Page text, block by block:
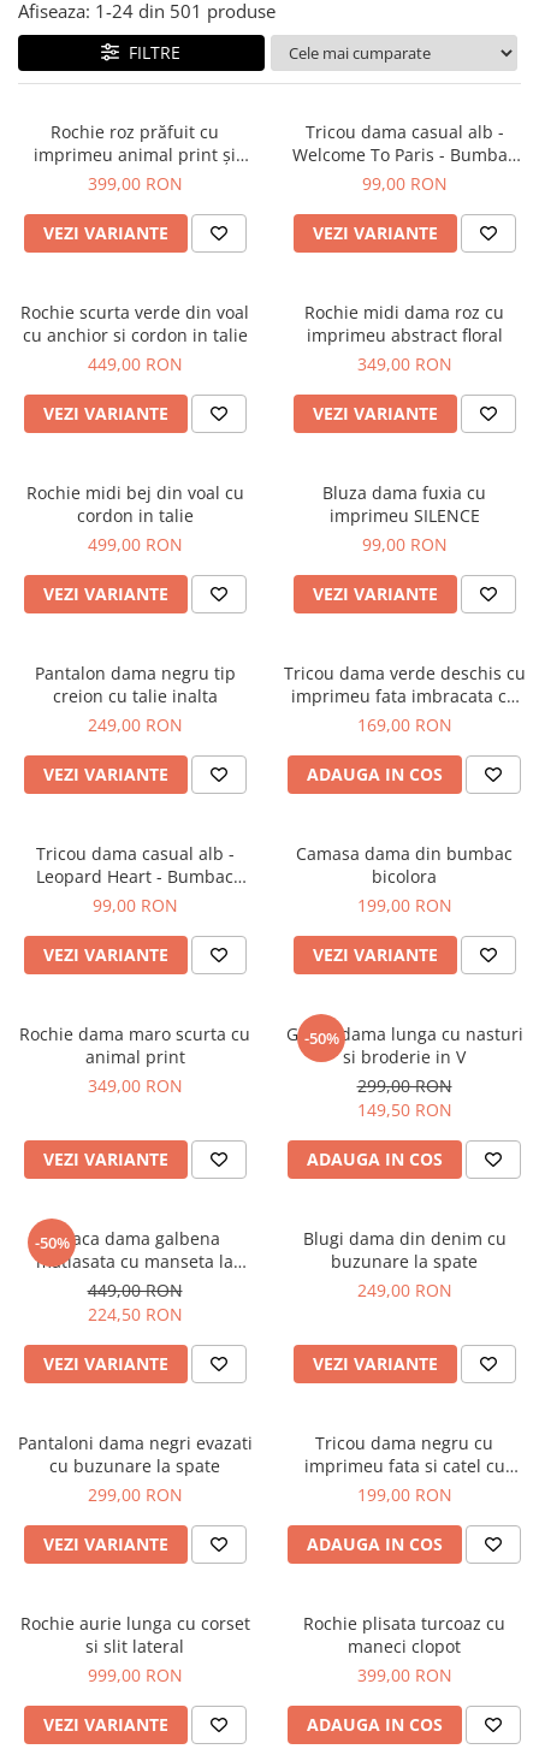
Tricouri si topuri
Rochii de eveniment
Afiseaza: 1-24 din 501 produse
FILTRE
Rochie roz prăfuit cu
imprimeu animal print și
curea
399,00 RON
VEZI VARIANTE
Tricou dama casual alb -
Welcome To Paris - Bumbac
Organic
99,00 RON
VEZI VARIANTE
Rochie scurta verde din voal
cu anchior si cordon in talie
449,00 RON
VEZI VARIANTE
Rochie midi dama roz cu
imprimeu abstract floral
349,00 RON
VEZI VARIANTE
Rochie midi bej din voal cu
cordon in talie
499,00 RON
VEZI VARIANTE
Bluza dama fuxia cu
imprimeu SILENCE
99,00 RON
VEZI VARIANTE
Pantalon dama negru tip
creion cu talie inalta
249,00 RON
VEZI VARIANTE
Tricou dama verde deschis cu
imprimeu fata imbracata cu
alb si inghetata in mana
169,00 RON
ADAUGA IN COS
Tricou dama casual alb -
Leopard Heart - Bumbac
Organic
99,00 RON
VEZI VARIANTE
Camasa dama din bumbac
bicolora
199,00 RON
VEZI VARIANTE
Rochie dama maro scurta cu
animal print
349,00 RON
VEZI VARIANTE
-50%
Geaca dama lunga cu nasturi
si broderie in V
299,00 RON
149,50 RON
ADAUGA IN COS
-50%Geaca dama galbena
matlasata cu manseta la
maneca si elastic in talie
449,00 RON
224,50 RON
VEZI VARIANTE
Blugi dama din denim cu
buzunare la spate
249,00 RON
VEZI VARIANTE
Pantaloni dama negri evazati
cu buzunare la spate
299,00 RON
VEZI VARIANTE
Tricou dama negru cu
imprimeu fata si catel cu
ochelari
199,00 RON
ADAUGA IN COS
Rochie aurie lunga cu corset
si slit lateral
999,00 RON
VEZI VARIANTE
Rochie plisata turcoaz cu
maneci clopot
399,00 RON
ADAUGA IN COS